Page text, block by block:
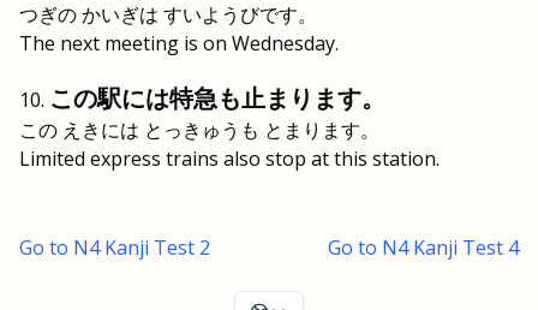
つぎの かいぎは すいようびです。
The next meeting is on Wednesday.
この駅には特急も止まります。
この えきには とっきゅうも とまります。
Limited express trains also stop at this station.
Go to N4 Kanji Test 2 Go to N4 Kanji Test 4